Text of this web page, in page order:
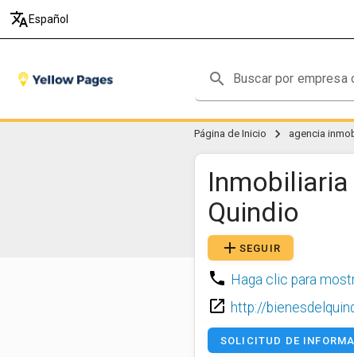
translate Español
search
Página de Inicio chevron_right agencia
Quindio
add SEGUIR
phone Haga clic para
launch http://
SOLICITUD DE